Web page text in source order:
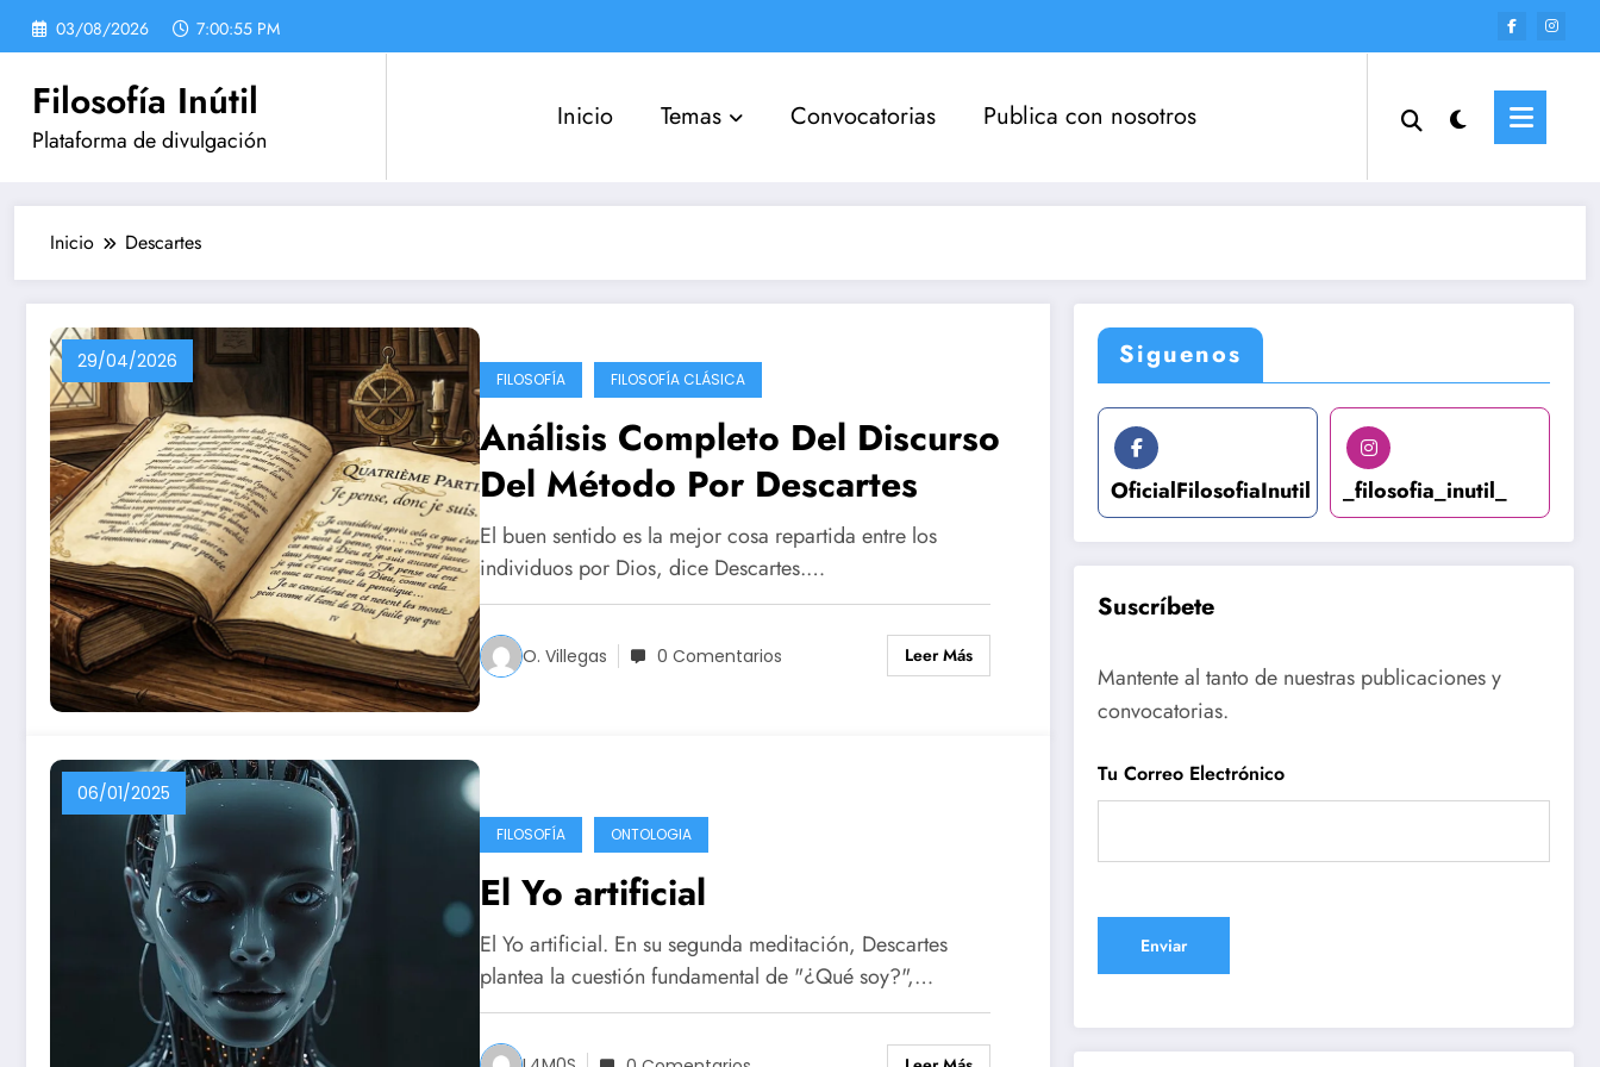
Saltar
03/08/2026 7:00:55 PM
Filosofía Inútil
Plataforma de divulgación
Inicio Temas Convocatorias Publica con nosotros
Inicio Descartes
29/04/2026
FILOSOFÍA FILOSOFÍA CLÁSICA
Análisis Completo Del Discurso
Del Método Por Descartes
El buen sentido es la mejor cosa repartida entre los
individuos por Dios, dice Descartes.…
O. Villegas 0 Comentarios Leer Más
06/01/2025
FILOSOFÍA ONTOLOGIA
El Yo artificial
El Yo artificial. En su segunda meditación, Descartes
plantea la cuestión fundamental de "¿Qué soy?",…
Siguenos
OficialFilosofiaInutil _filosofia_inutil_
Suscríbete
Mantente al tanto de nuestras publicaciones y
convocatorias.
Tu Correo Electrónico